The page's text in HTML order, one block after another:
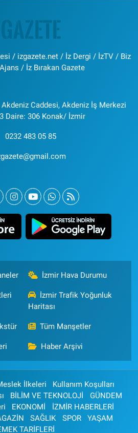
/ izgazete.net / İz Dergi / İzTV / Biz
/ İz Bırakan Gazete
Caddesi, Akdeniz İş Merkezi
Daire: 306 Konak/ İzmir
0232 483 05 85
İzmir Hava Durumu
İzmir Trafik Yoğunluk
Haritası
Tüm Manşetler
Haber Arşivi
İlkeleri
Kullanım Koşulları
BİLİM VE TEKNOLOJİ
GÜNDEM
EKONOMİ
İZMİR HABERLERİ
SAĞLIK SPOR
YAŞAM
TARİFLERİ